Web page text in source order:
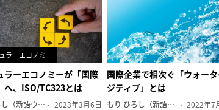
ラーエコノミー
ラーエコノミーが「国際
へ、ISO/TC323とは
もり ひろし（新語ウォッチャー） 2023年3月6日
国際企業で相次ぐ「ウォー
ジティブ」とは
もり ひろし（新語ウォッチャー） 2022年7